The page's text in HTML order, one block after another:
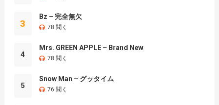
3
Bz – 完全無欠
78 聞く
4
Mrs. GREEN APPLE – Brand New
78 聞く
5
Snow Man – グッタイム
76 聞く